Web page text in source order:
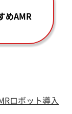
めAMR
ロボット導入